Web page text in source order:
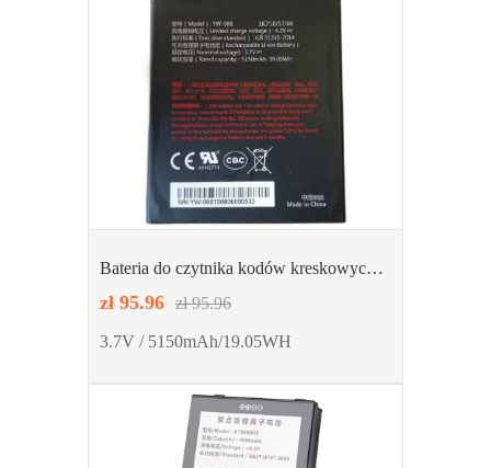
Bateria do czytnika kodów kreskowych
zł 95.96 zł 95.96
3.7V / 5150mAh/19.05WH